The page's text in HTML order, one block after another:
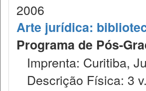
2006
Arte jurídica:
Programa de Pós-
Imprenta: Curitiba,
Descrição Física: 3 v.